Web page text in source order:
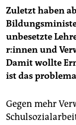
Zuletzt haben
unbesetzte
r:in­nen und
Damit wollte
ist das
Gegen mehr